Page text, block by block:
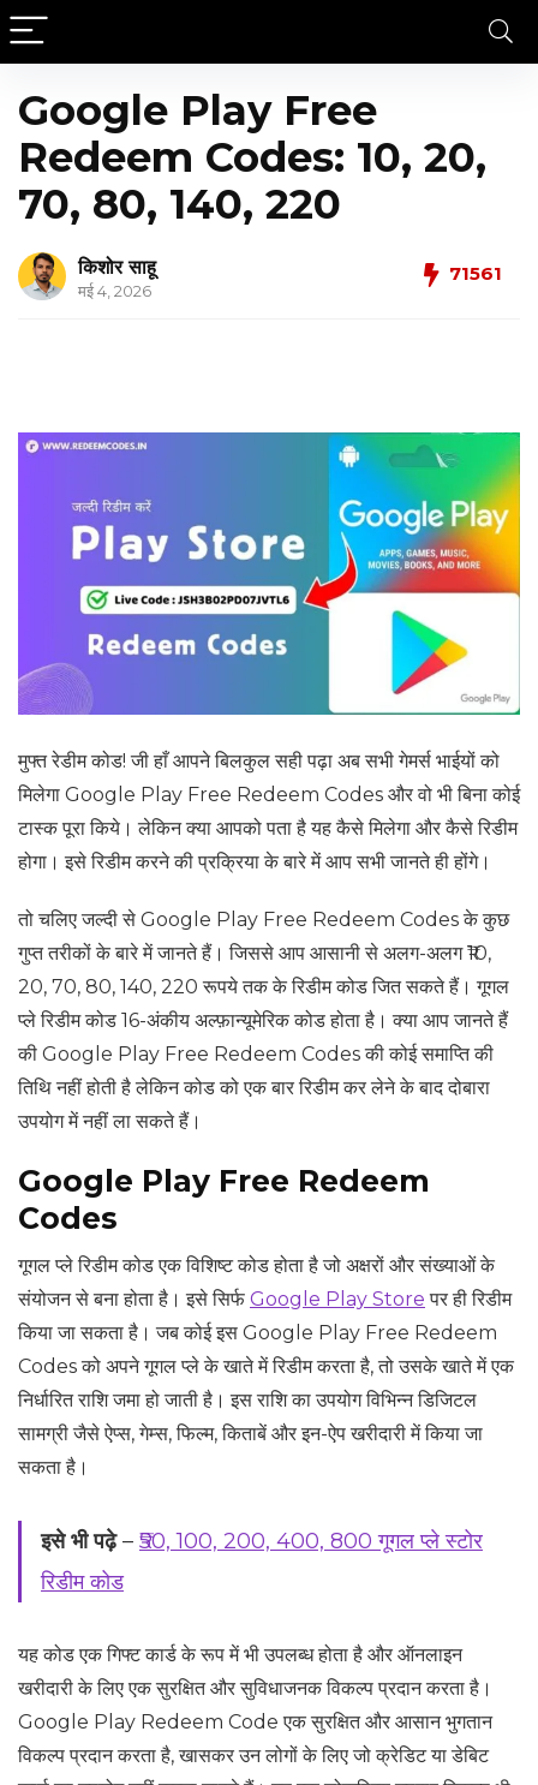
Google Play Free
Redeem Codes: ₹10, 20,
70, 80, 140, 220
किशोर साहू
मई 4, 2026
71561
मुफ्त रेडीम कोड! जी हाँ आपने बिलकुल सही पढ़ा अब सभी गेमर्स भाईयों को
मिलेगा Google Play Free Redeem Codes और वो भी बिना कोई
टास्क पूरा किये। लेकिन क्या आपको पता है यह कैसे मिलेगा और कैसे रिडीम
होगा। इसे रिडीम करने की प्रक्रिया के बारे में आप सभी जानते ही होंगे।
तो चलिए जल्दी से Google Play Free Redeem Codes के कुछ
गुप्त तरीकों के बारे में जानते हैं। जिससे आप आसानी से अलग-अलग ₹10,
20, 70, 80, 140, 220 रूपये तक के रिडीम कोड जित सकते हैं। गूगल
प्ले रिडीम कोड 16-अंकीय अल्फ़ान्यूमेरिक कोड होता है। क्या आप जानते हैं
की Google Play Free Redeem Codes की कोई समाप्ति की
तिथि नहीं होती है लेकिन कोड को एक बार रिडीम कर लेने के बाद दोबारा
उपयोग में नहीं ला सकते हैं।
Google Play Free Redeem
Codes
गूगल प्ले रिडीम कोड एक विशिष्ट कोड होता है जो अक्षरों और संख्याओं के
संयोजन से बना होता है। इसे सिर्फ Google Play Store पर ही रिडीम
किया जा सकता है। जब कोई इस Google Play Free Redeem
Codes को अपने गूगल प्ले के खाते में रिडीम करता है, तो उसके खाते में एक
निर्धारित राशि जमा हो जाती है। इस राशि का उपयोग विभिन्न डिजिटल
सामग्री जैसे ऐप्स, गेम्स, फिल्म, किताबें और इन-ऐप खरीदारी में किया जा
सकता है।
इसे भी पढ़े– ₹50, 100, 200, 400, 800 गूगल प्ले स्टोर
रिडीम कोड
यह कोड एक गिफ्ट कार्ड के रूप में भी उपलब्ध होता है और ऑनलाइन
खरीदारी के लिए एक सुरक्षित और सुविधाजनक विकल्प प्रदान करता है।
Google Play Redeem Code एक सुरक्षित और आसान भुगतान
विकल्प प्रदान करता है, खासकर उन लोगों के लिए जो क्रेडिट या डेबिट